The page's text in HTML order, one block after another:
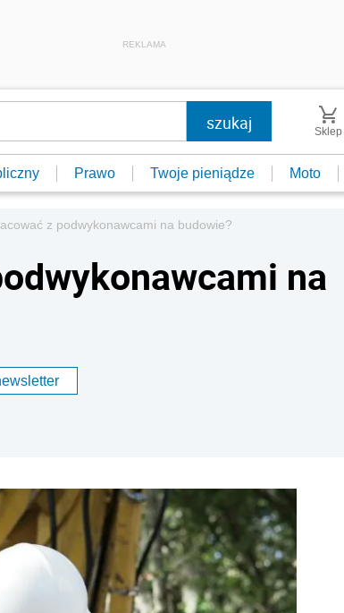
REKLAMA
Sklep
Prawo Twoje pieniądze Moto
z podwykonawcami na budowie?
na